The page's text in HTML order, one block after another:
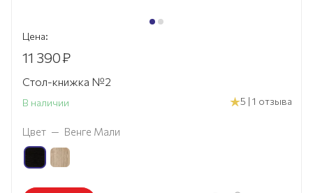
Цена:
11 390₽
Стол-книжка №2
В наличии 5 | 1 отзыва
Цвет — Венге Мали